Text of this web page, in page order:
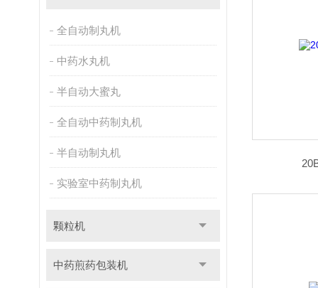
全自动制丸机
中药水丸机
半自动大蜜丸
全自动中药制丸机
半自动制丸机
实验室中药制丸机
颗粒机
中药煎药包装机